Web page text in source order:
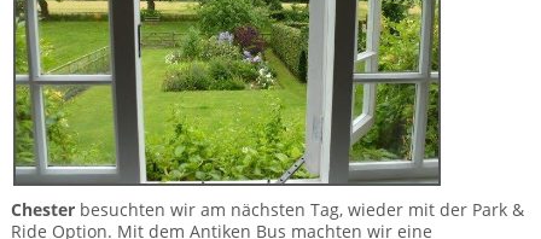
Chesterbesuchten wir am nächsten Tag, wieder mit der Park &
Ride Option. Mit dem Antiken Bus machten wir eine